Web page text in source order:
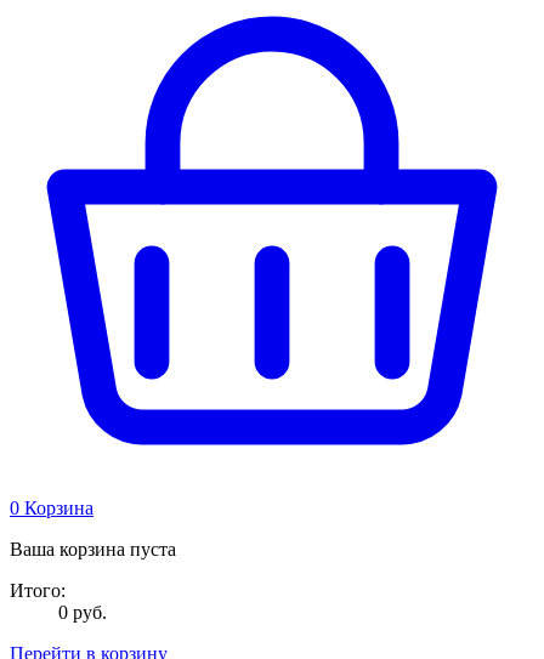
0 Корзина
Ваша корзина пуста
Итого:
0 руб.
Перейти в корзину